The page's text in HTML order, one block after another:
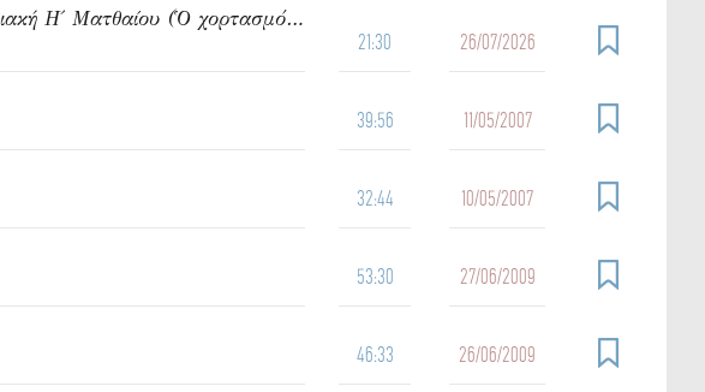
942. Ὁμιλία τοῦ π. Ἰωάννου Γρίντζου Κυριακή Η΄ Ματθαίου (Ὁ χορτασμός τῶν πεντακισχιλίων)
21:30 26/07/2026
39:56 11/05/2007
32:44 10/05/2007
53:30 27/06/2009
46:33 26/06/2009